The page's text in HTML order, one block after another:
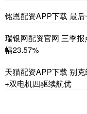
铭恩配资APP下载 最
瑞银网配资官网 三季
幅23.57%
天猫配资APP下载 别
+双电机四驱续航优